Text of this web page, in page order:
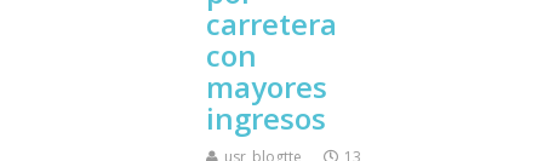
carretera
con
mayores
ingresos
usr_blogtte
13